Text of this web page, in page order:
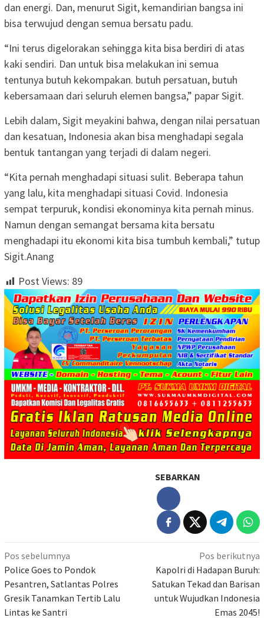
dan energi. Dan, menurut Sigit, kemandirian bangsa ini
bisa terwujud dengan semua bersatu padu.
“Ini terus digelorakan sehingga kita bisa berdiri di atas
kaki sendiri. Dan untuk bisa melakukan ini semua
tentunya butuh kekompakan. butuh persatuan, butuh
kebersamaan dari seluruh elemen bangsa,” papar Sigit.
Lebih dalam, Sigit meyakini bahwa, dengan nilai persatuan
dan kesatuan, Indonesia akan bisa menghadapi segala
bentuk tantangan yang terjadi di dalam negeri.
“Kita pernah menghadapi situasi sulit. Beberapa tahun
yang lalu, kita menghadapi situasi Covid. Indonesia
sempat terpuruk, kondisi ekonominya kita pernah minus.
Namun dengan semangat bersama kita bersatu
menghadapi itu ekonomi kita bisa tumbuh kembali,” tutup
Sigit.Anang
Post Views: 89
SEBARKAN
Navigasi
pos
Pos sebelumnya
Police Goes to Pondok
Pesantren, Satlantas Polres
Gresik Tanamkan Tertib Lalu
Lintas ke Santri
Pos berikutnya
Kapolri di Hadapan Buruh:
Satukan Tekad dan Barisan
untuk Wujudkan Indonesia
Emas 2045!